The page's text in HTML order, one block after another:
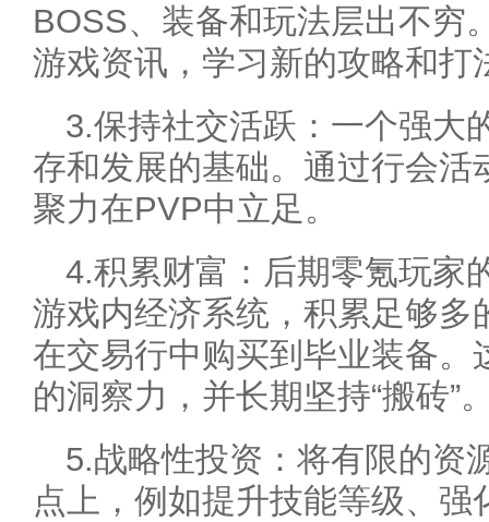
BOSS、装备和玩法层出不穷
游戏资讯，学习新的攻略和打
3.保持社交活跃：一个强大
存和发展的基础。通过行会活
聚力在PVP中立足。
4.积累财富：后期零氪玩家
游戏内经济系统，积累足够多
在交易行中购买到毕业装备。
的洞察力，并长期坚持“搬砖”
5.战略性投资：将有限的资
点上，例如提升技能等级、